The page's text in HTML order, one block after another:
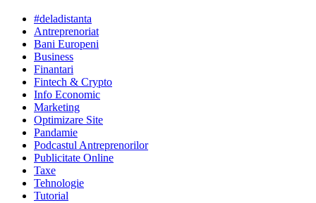
#deladistanta
Antreprenoriat
Bani Europeni
Business
Finantari
Fintech & Crypto
Info Economic
Marketing
Optimizare Site
Pandamie
Podcastul Antreprenorilor
Publicitate Online
Taxe
Tehnologie
Tutorial